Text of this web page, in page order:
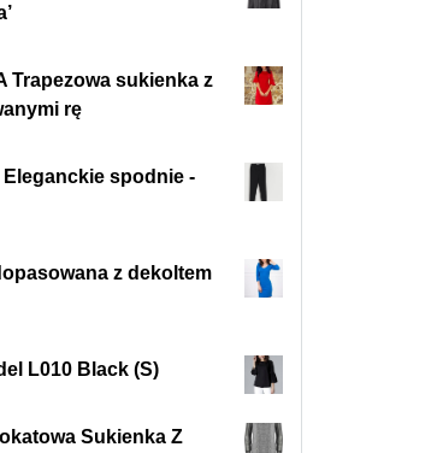
Trapezowa sukienka z
rę
Eleganckie spodnie -
z dekoltem
L010 Black (S)
Sukienka Z